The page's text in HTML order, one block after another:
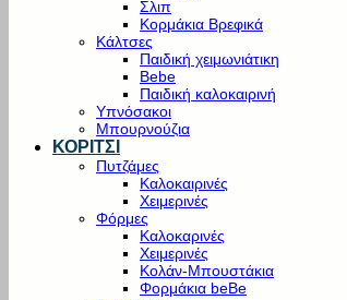
Σλιπ
Κορμάκια Βρεφικά
Κάλτσες
Παιδική χειμωνιάτικη
Bebe
Παιδική καλοκαιρινή
Υπνόσακοι
Μπουρνούζια
ΚΟΡΙΤΣΙ
Πυτζάμες
Καλοκαιρινές
Χειμερινές
Φόρμες
Καλοκαρινές
Χειμερινές
Κολάν-Μπουστάκια
Φορμάκια beBe